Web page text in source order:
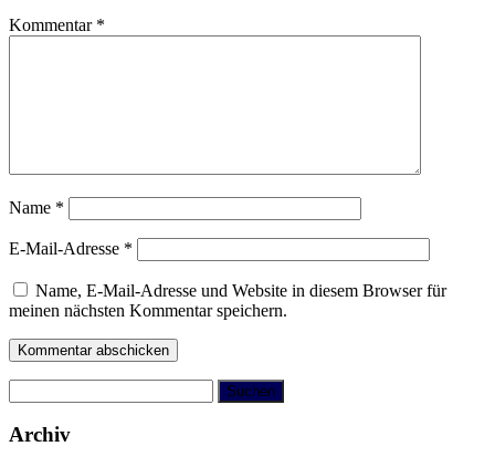
Kommentar *
Name *
E-Mail-Adresse *
Name, E-Mail-Adresse und Website in diesem Browser für
meinen nächsten Kommentar speichern.
nach:
Archiv